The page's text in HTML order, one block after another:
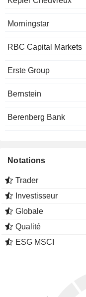
Morningstar
RBC Capital Markets
Erste Group
Bernstein
Berenberg Bank
Notations
Trader
Investisseur
Globale
Qualité
ESG MSCI